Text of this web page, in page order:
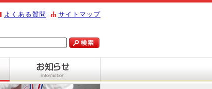
サイトマップ
よくある質問